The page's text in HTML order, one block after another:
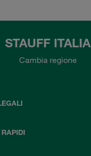
STAUFF ITALIA
Cambia regione